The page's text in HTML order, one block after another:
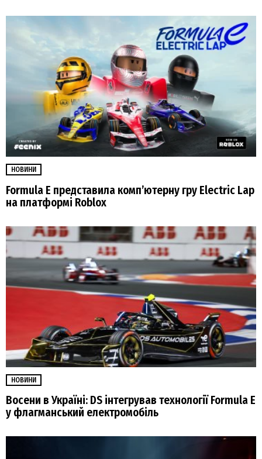
НОВИНИ
Formula E представила комп’ютерну гру Electric Lap
на платформі Roblox
НОВИНИ
Восени в Україні: DS інтегрував технології Formula E
у флагманський електромобіль